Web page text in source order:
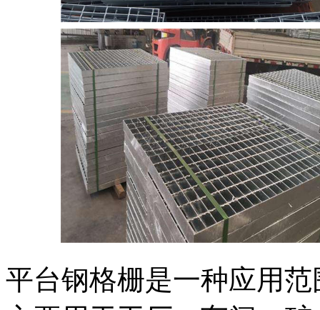
平台钢格栅是一种应用